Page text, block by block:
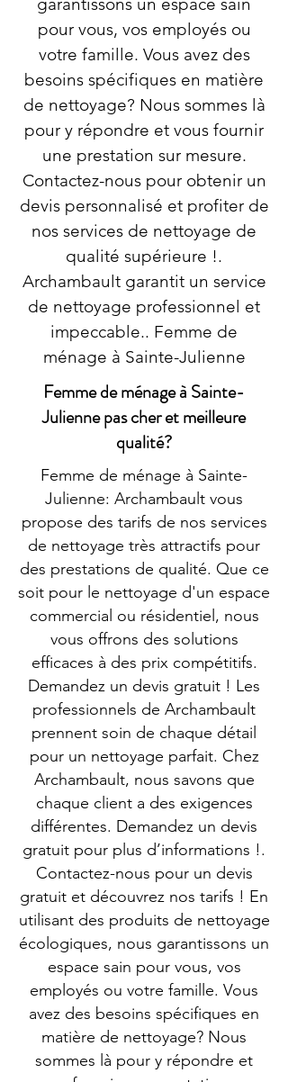
pour vous, vos employés ou
votre famille. Vous avez des
besoins spécifiques en matière
de nettoyage? Nous sommes là
pour y répondre et vous fournir
une prestation sur mesure.
Contactez-nous pour obtenir un
devis personnalisé et profiter de
nos services de nettoyage de
qualité supérieure !.
Archambault garantit un service
de nettoyage professionnel et
impeccable.. Femme de
ménage à Sainte-Julienne
Femme de ménage à Sainte-
Julienne pas cher et meilleure
qualité?
Femme de ménage à Sainte-
Julienne: Archambault vous
propose des tarifs de nos services
de nettoyage très attractifs pour
des prestations de qualité. Que ce
soit pour le nettoyage d'un espace
commercial ou résidentiel, nous
vous offrons des solutions
efficaces à des prix compétitifs.
Demandez un devis gratuit ! Les
professionnels de Archambault
prennent soin de chaque détail
pour un nettoyage parfait. Chez
Archambault, nous savons que
chaque client a des exigences
différentes. Demandez un devis
gratuit pour plus d’informations !.
Contactez-nous pour un devis
gratuit et découvrez nos tarifs ! En
utilisant des produits de nettoyage
écologiques, nous garantissons un
espace sain pour vous, vos
employés ou votre famille. Vous
avez des besoins spécifiques en
matière de nettoyage? Nous
sommes là pour y répondre et